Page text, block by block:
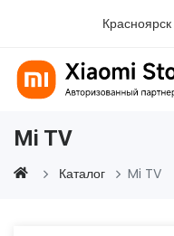
Красноярск
Mi TV
Каталог Mi TV